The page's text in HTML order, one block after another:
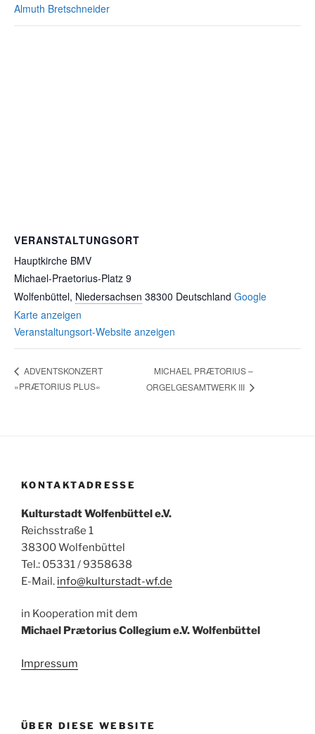
Almuth Bretschneider
VERANSTALTUNGSORT
Hauptkirche BMV
Michael-Praetorius-Platz 9
Wolfenbüttel, Niedersachsen 38300 Deutschland Google
Karte anzeigen
Veranstaltungsort-Website anzeigen
ADVENTSKONZERT
»PRÆTORIUS PLUS«
MICHAEL PRÆTORIUS –
ORGELGESAMTWERK III
KONTAKTADRESSE
Kulturstadt Wolfenbüttel e.V.
Reichsstraße 1
38300 Wolfenbüttel
Tel.: 05331 / 9358638
E-Mail. info@kulturstadt-wf.de
in Kooperation mit dem
Michael Prætorius Collegium e.V. Wolfenbüttel
Impressum
ÜBER DIESE WEBSITE